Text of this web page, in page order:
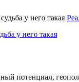
у него такая